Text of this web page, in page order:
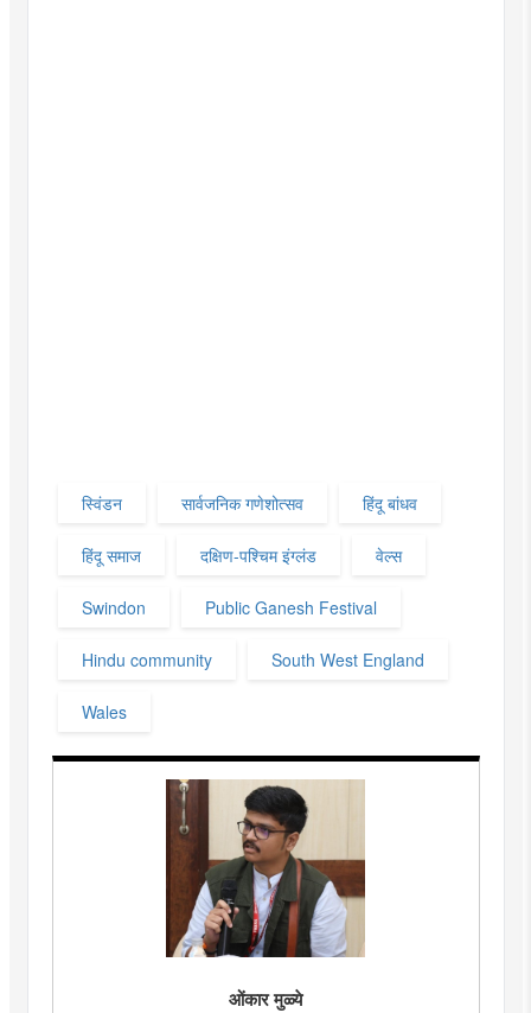
स्विंडन सार्वजनिक गणेशोत्सव हिंदू बांधव
हिंदू समाज दक्षिण-पश्चिम इंग्लंड वेल्स
Swindon Public Ganesh Festival
Hindu community South West England
Wales
ओंकार मुळ्ये